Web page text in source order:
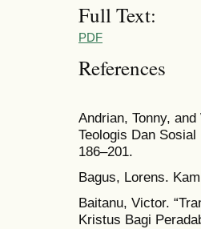
Full Text:
PDF
References
Andrian, Tonny,
Teologis Dan
186–201.
Bagus, Lorens.
Baitanu, Victor.
Kristus Bagi